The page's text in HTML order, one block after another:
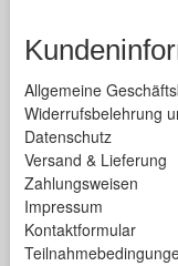
Allgemeine
Widerrufsbelehrung
Datenschutz
Versand & Lieferung
Zahlungsweisen
Impressum
Kontaktformular